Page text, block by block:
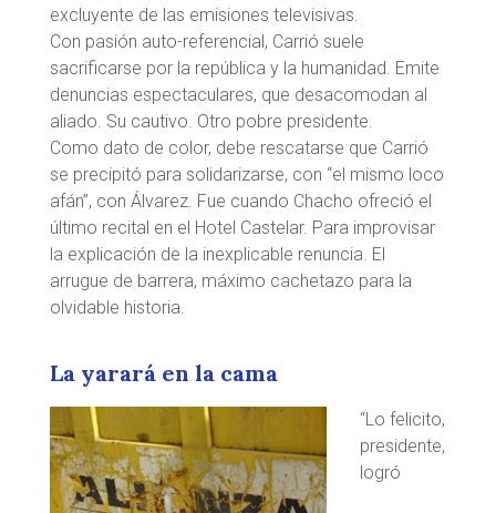
excluyente de las emisiones televisivas.
Con pasión auto-referencial, Carrió suele
sacrificarse por la república y la humanidad. Emite
denuncias espectaculares, que desacomodan al
aliado. Su cautivo. Otro pobre presidente.
Como dato de color, debe rescatarse que Carrió
se precipitó para solidarizarse, con “el mismo loco
afán”, con Álvarez. Fue cuando Chacho ofreció el
último recital en el Hotel Castelar. Para improvisar
la explicación de la inexplicable renuncia. El
arrugue de barrera, máximo cachetazo para la
olvidable historia.
La yarará en la cama
“Lo felicito,
presidente,
logró